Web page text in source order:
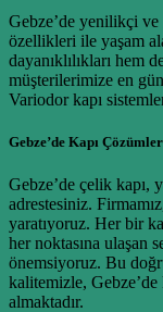
Gebze’de yenilikçi ve
özellikleri ile yaşam
dayanıklılıkları hem
müşterilerimize en
Variodor kapı
Gebze’de Kapı
Gebze’de çelik kapı,
adrestesiniz.
yaratıyoruz. Her bir
her noktasına ulaşan
önemsiyoruz. Bu
kalitemizle, Gebze’de
almaktadır.